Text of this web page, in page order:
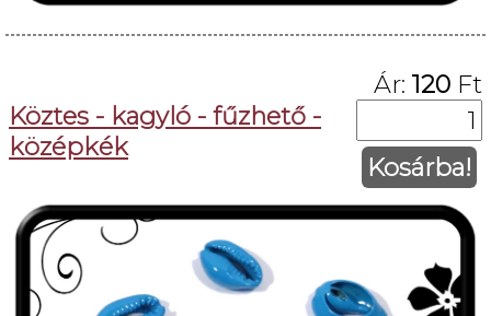
Köztes - kagyló - fűzhető -
középkék
Ár: 120 Ft
Kosárba!